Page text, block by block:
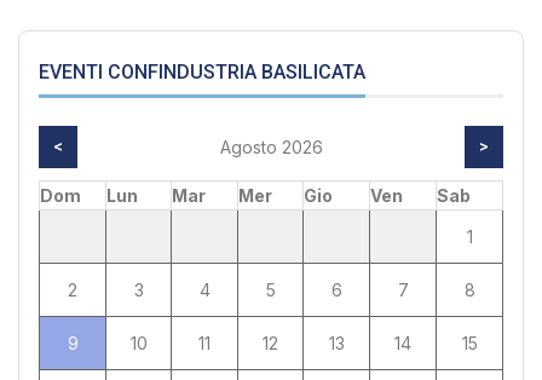
EVENTI CONFINDUSTRIA BASILICATA
< Agosto 2026 >
Dom Lun Mar Mer Gio Ven
Sab
1
2 3 4 5 6 7 8
9 10 11 12 13 14 15